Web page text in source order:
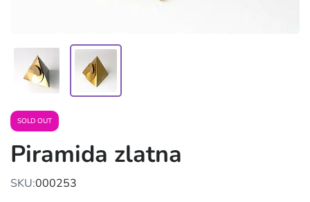
SOLD OUT
Piramida zlatna
SKU:000253